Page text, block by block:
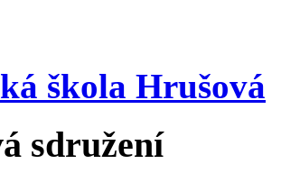
škola Hrušová
sdružení